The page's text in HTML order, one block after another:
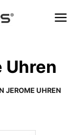
Uhren
JEROME UHREN